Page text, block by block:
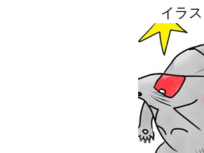
イラ